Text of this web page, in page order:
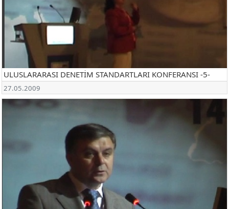
ULUSLARARASI DENETİM STANDARTLARI KONFERANSI -5-
27.05.2009